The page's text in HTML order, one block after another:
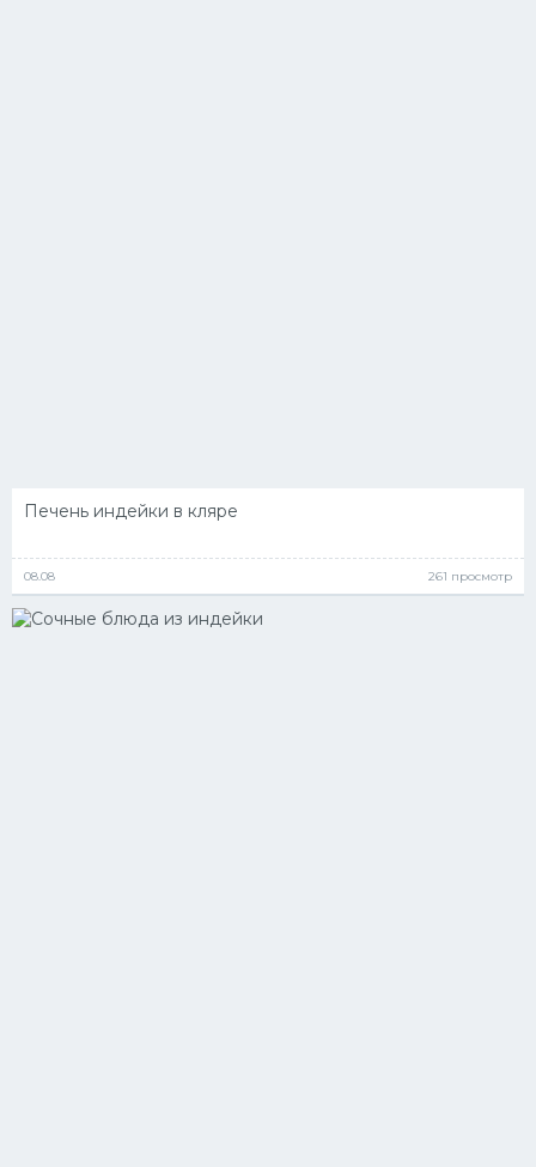
Печень индейки в кляре
08.08 261 просмотр